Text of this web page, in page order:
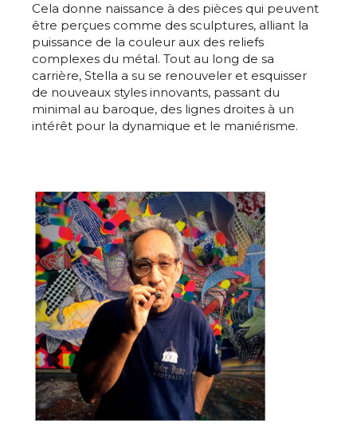
Nom
Prénom
Statut / Organisation
J'accepte lestermes et conditions
* Champ obligatoire
Adresse email*
Nom
Prénom
Statut / Organisation
Cela donne naissance à des pièces qui peuvent
être perçues comme des sculptures, alliant la
puissance de la couleur aux des reliefs
complexes du métal. Tout au long de sa
carrière, Stella a su se renouveler et esquisser
de nouveaux styles innovants, passant du
minimal au baroque, des lignes droites à un
intérêt pour la dynamique et le maniérisme.